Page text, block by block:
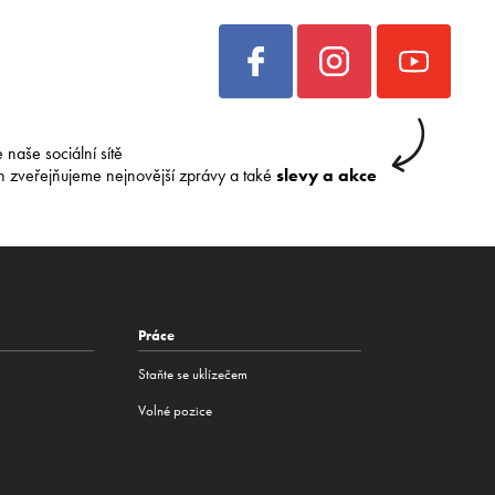
naše sociální sítě
zveřejňujeme nejnovější zprávy a také slevy a akce
Práce
Staňte se uklízečem
Volné pozice